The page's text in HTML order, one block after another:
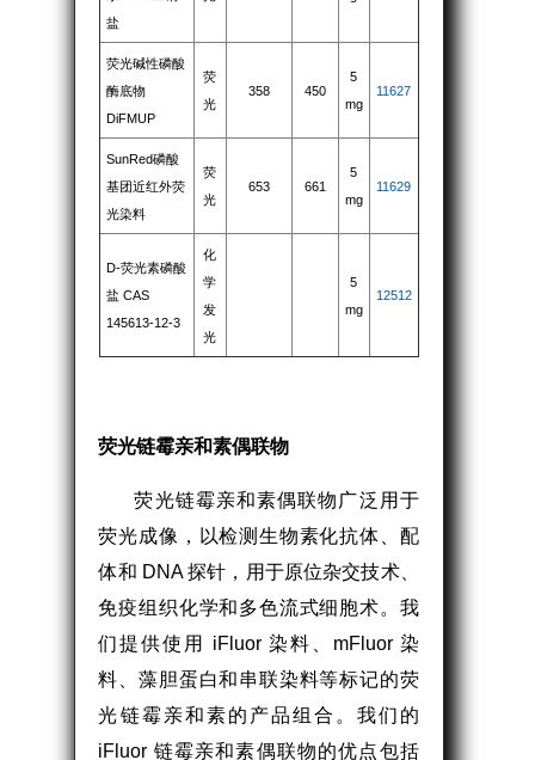
盐
荧光碱性磷酸
酶底物
DiFMUP
荧
光
358 450
5
mg
11627
SunRed磷酸
基团近红外荧
光染料
荧
光
653 661
5
mg
11629
D-荧光素磷酸
盐 CAS
145613-12-3
化
学
发
光
5
mg
12512
荧光链霉亲和素偶联物
荧光链霉亲和素偶联物广泛用于
荧光成像，以检测生物素化抗体、配
体和 DNA 探针，用于原位杂交技术、
免疫组织化学和多色流式细胞术。我
们提供使用 iFluor 染料、mFluor 染
料、藻胆蛋白和串联染料等标记的荧
光链霉亲和素的产品组合。我们的
iFluor 链霉亲和素偶联物的优点包括